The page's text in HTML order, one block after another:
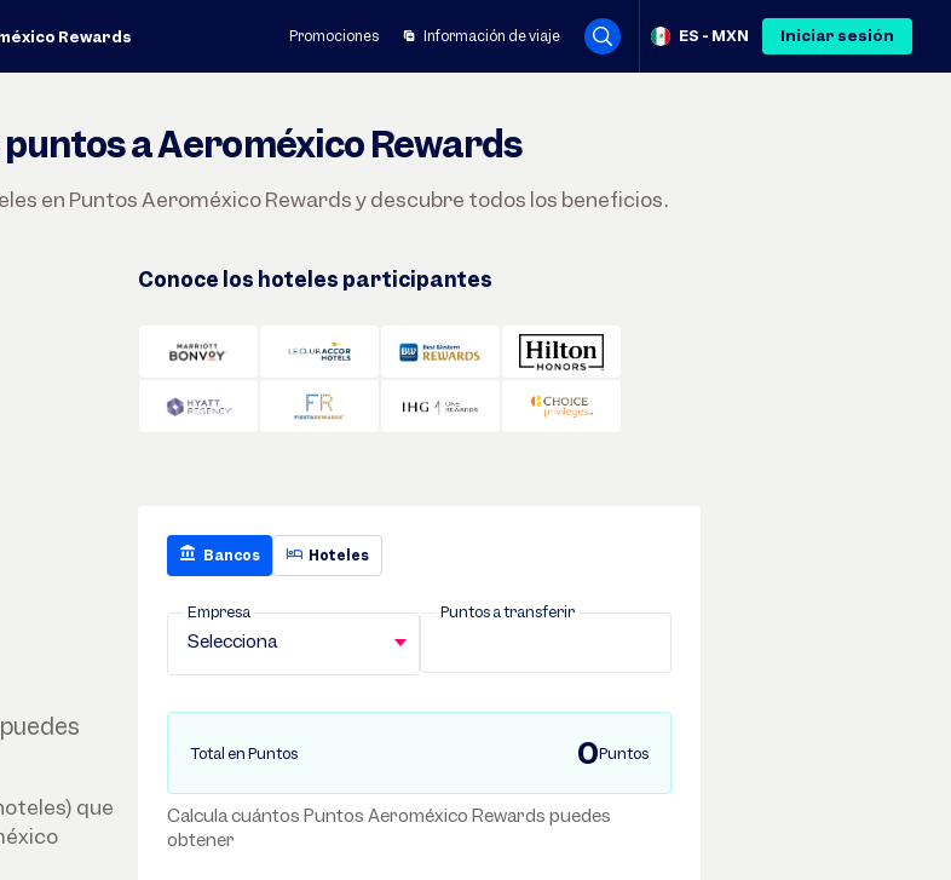
Rewards Promociones Información de viaje ES - MXN Iniciar sesión
a Aeroméxico Rewards
en Puntos Aeroméxico Rewards y descubre todos los beneficios.
Conoce los hoteles participantes
que
Bancos Hoteles
Empresa
Selecciona
Puntos a transferir
Total en Puntos 0Puntos
Calcula cuántos Puntos Aeroméxico Rewards puedes
obtener